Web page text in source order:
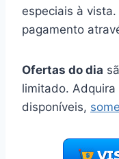
especiais à
pagamento
Ofertas do dia
limitado.
disponíveis,